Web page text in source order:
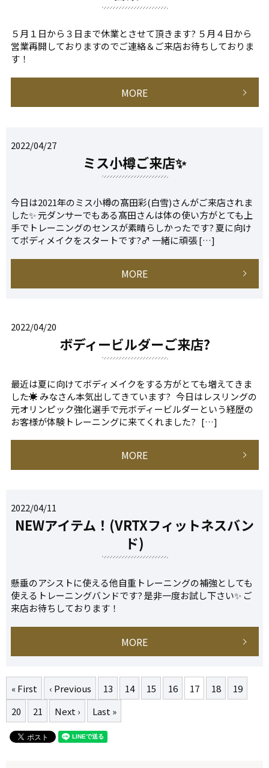
５月１日から３日まで休業とさせて頂きます? ５月４日から
営業再開しておりますのでご連絡＆ご来店お待ちしておりま
す！
MORE
2022/04/27
ミス小樽ご来店✨
今日は2021年のミス小樽の髙田彩(白雪)さんがご来店されま
した✨ 元ダンサーでもある髙田さんは体の使い方がとても上
手でトレーニングのセンスが素晴らしかったです? 夏に向け
てボディメイクをスタートです?‍♂️ 一緒に頑張 […]
MORE
2022/04/20
ボディービルダーご来店?
最近は夏に向けてボディメイクをする方がとても増えてきま
した☀️ みなさん本気出してきています? 今日はレスリングの
元オリンピック強化選手で元ボディービルダーという経歴の
お客様が体験トレーニングに来てくれました? […]
MORE
2022/04/11
NEWアイテム！(VRTXフィットネスバン
ド)
懸垂のアシストに使える他自重トレーニングの補強としても
使えるトレーニングバンドです? 是非一度お試し下さい✨ ご
来店お待ちしております！
MORE
« First ‹ Previous 13 14 15 16 17 18
19
20
21 Next › Last »